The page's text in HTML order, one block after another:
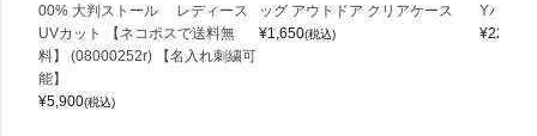
00% 大判ストール レディース
UVカット 【ネコポスで送料無
料】 (08000252r) 【名入れ刺繍可
能】
¥5,900(税込)
ッグ アウトドア クリアケース
¥1,650(税込)
Yバッグ
¥22,000